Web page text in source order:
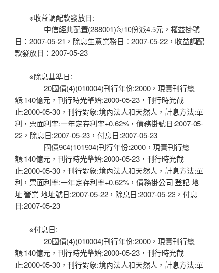
※收益調配款發放日:
中信經典配置(288001)每10份派4.5元，權益掛號
日：2007-05-21，除息生意業務日：2007-05-22，收益調配
款發放日：2007-05-23
※除息基準日:
20國債(4)(010004)刊行年份:2000，現實刊行總
額:140億元，刊行時光肇始:2000-05-23，刊行時光截
止:2000-05-30，刊行對象:境內法人和天然人，計息方法:單
利，票面利率:一年定存利率+0.62%，債務掛號日:2007-05-
22，除息日:2007-05-23，付息日:2007-05-23
國債904(101904)刊行年份:2000，現實刊行總
額:140億元，刊行時光肇始:2000-05-23，刊行時光截
止:2000-05-30，刊行對象:境內法人和天然人，計息方法:單
利，票面利率:一年定存利率+0.62%，債務掛公司 登記 地
址 營業 地址號日:2007-05-22，除息日:2007-05-23，付息
日:2007-05-23
※付息日:
20國債(4)(010004)刊行年份:2000，現實刊行總
額:140億元，刊行時光肇始:2000-05-23，刊行時光截
止:2000-05-30，刊行對象:境內法人和天然人，計息方法:單